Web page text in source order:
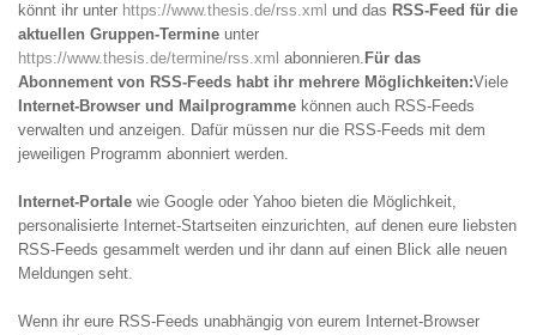
könnt ihr unter https://www.thesis.de/rss.xml und das RSS-Feed für die
aktuellen Gruppen-Termine unter
https://www.thesis.de/termine/rss.xml abonnieren. Für das
Abonnement von RSS-Feeds habt ihr mehrere Möglichkeiten:Viele
Internet-Browser und Mailprogramme können auch RSS-Feeds
verwalten und anzeigen. Dafür müssen nur die RSS-Feeds mit dem
jeweiligen Programm abonniert werden.
Internet-Portale wie Google oder Yahoo bieten die Möglichkeit,
personalisierte Internet-Startseiten einzurichten, auf denen eure liebsten
RSS-Feeds gesammelt werden und ihr dann auf einen Blick alle neuen
Meldungen seht.
Wenn ihr eure RSS-Feeds unabhängig von eurem Internet-Browser